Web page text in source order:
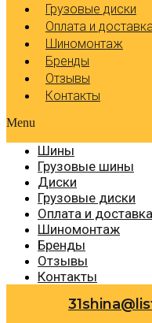
Грузовые диски
Оплата и
Шиномонтаж
Бренды
Отзывы
Контакты
Menu
Шины
Грузовые шины
Диски
Грузовые диски
Оплата и доставка
Шиномонтаж
Бренды
Отзывы
Контакты